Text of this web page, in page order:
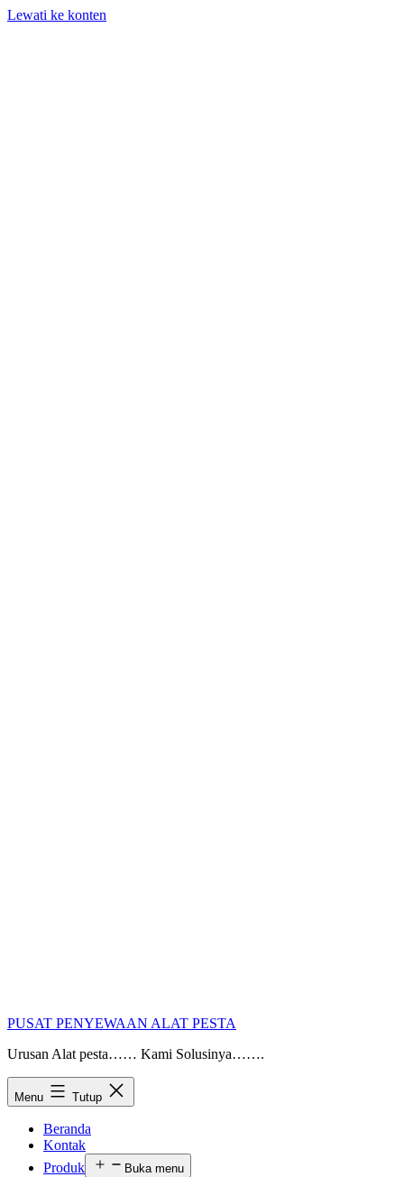
Lewati ke konten
PUSAT PENYEWAAN ALAT PESTA
Urusan Alat pesta…… Kami Solusinya…….
Menu Tutup
Beranda
Kontak
Produk
Buka menu